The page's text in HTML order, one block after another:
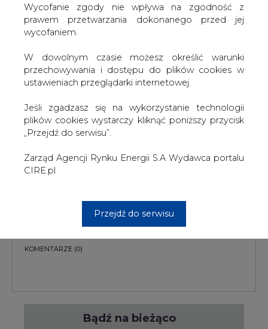
Wycofanie zgody nie wpływa na zgodność z
prawem przetwarzania dokonanego przed jej
wycofaniem.
W dowolnym czasie możesz określić warunki
przechowywania i dostępu do plików cookies w
ustawieniach przeglądarki internetowej.
Jeśli zgadzasz się na wykorzystanie technologii
plików cookies wystarczy kliknąć poniższy przycisk
„Przejdź do serwisu”.
Zarząd Agencji Rynku Energii S.A Wydawca portalu
CIRE.pl
Przejdź do serwisu
TREŚĆ KOMENTARZA
PODPIS
Przesłanie komentarza oznacza akceptację zasad korzystania z portalu
KOMENTARZE (0)
Bądź na bieżąco